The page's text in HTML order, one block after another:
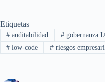
Etiquetas
#auditabilidad #gobernanza
#low-code #riesgos